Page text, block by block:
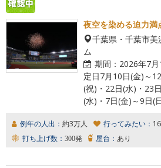
夜空を染める迫力満
千葉県・千葉市美
ム
期間： 2026年7
定日7月10日(金)～
(祝)・22日(水)・23
(水)・7日(金)～9日(
例年の人出： 約3万人 行ってみたい： 16
打ち上げ数： 300発 屋台： あり